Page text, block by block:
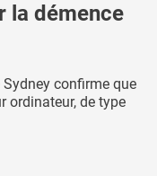
la démence
Sydney confirme que
ordinateur, de type